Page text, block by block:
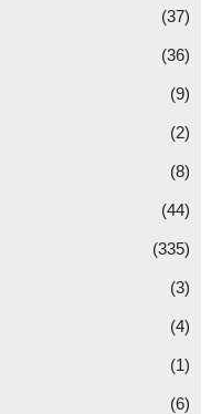
(37)
(36)
(9)
(2)
(8)
(44)
(335)
(3)
(4)
(1)
(6)